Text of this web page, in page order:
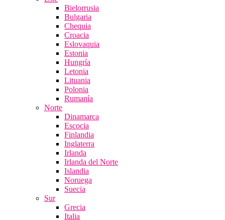
Bielorrusia
Bulgaria
Chequia
Croacia
Eslovaquia
Estonia
Hungría
Letonia
Lituania
Polonia
Rumanía
Norte
Dinamarca
Escocia
Finlandia
Inglaterra
Irlanda
Irlanda del Norte
Islandia
Noruega
Suecia
Sur
Grecia
Italia